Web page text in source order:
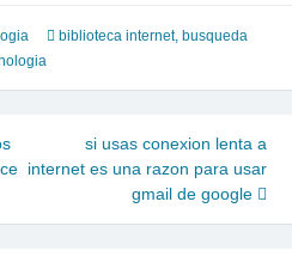
biblioteca internet, busqueda
si usas conexion lenta a
internet es una razon para usar
gmail de google